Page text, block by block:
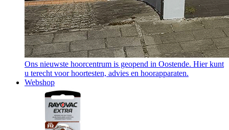
Ons nieuwste hoorcentrum is geopend in Oostende. Hier kunt
u terecht voor hoortesten, advies en hoorapparaten.
Webshop